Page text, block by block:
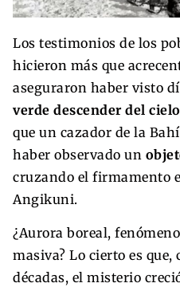
Los testimonios de los
hicieron más que
aseguraron haber visto
verde descender del cielo
que un cazador de la
haber observado un
cruzando el firmamento
Angikuni.
¿Aurora boreal,
masiva? Lo cierto es que,
décadas, el misterio